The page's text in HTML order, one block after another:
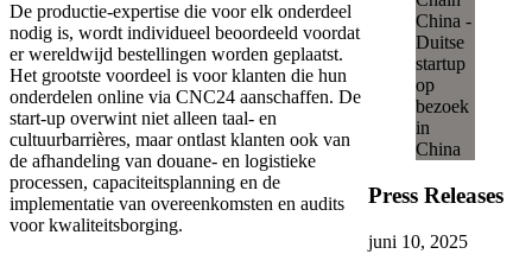
De productie-expertise die voor elk onderdeel
nodig is, wordt individueel beoordeeld voordat
er wereldwijd bestellingen worden geplaatst.
Het grootste voordeel is voor klanten die hun
onderdelen online via CNC24 aanschaffen. De
start-up overwint niet alleen taal- en
cultuurbarrières, maar ontlast klanten ook van
de afhandeling van douane- en logistieke
processen, capaciteitsplanning en de
implementatie van overeenkomsten en audits
voor kwaliteitsborging.
Press Releases
juni 10, 2025